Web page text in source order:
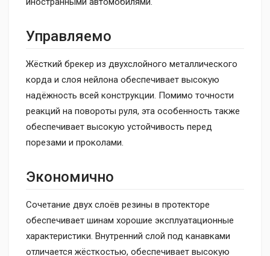
Управляемо
Жёсткий брекер из двухслойного металлического
корда и слоя нейлона обеспечивает высокую
надёжность всей конструкции. Помимо точности
реакций на повороты руля, эта особенность также
обеспечивает высокую устойчивость перед
порезами и проколами.
Экономично
Сочетание двух слоёв резины в протекторе
обеспечивает шинам хорошие эксплуатационные
характеристики. Внутренний слой под канавками
отличается жёсткостью, обеспечивает высокую